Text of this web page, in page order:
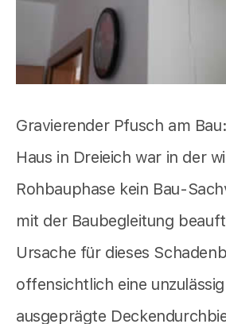
Gravierender Pfusch am
Haus in Dreieich war in der
Rohbauphase kein Bau-
mit der Baubegleitung
Ursache für dieses
offensichtlich eine
ausgeprägte